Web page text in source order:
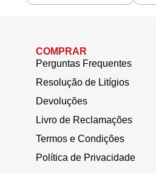
COMPRAR
Perguntas Frequentes
Resolução de Litígios
Devoluções
Livro de Reclamações
Termos e Condições
Política de Privacidade